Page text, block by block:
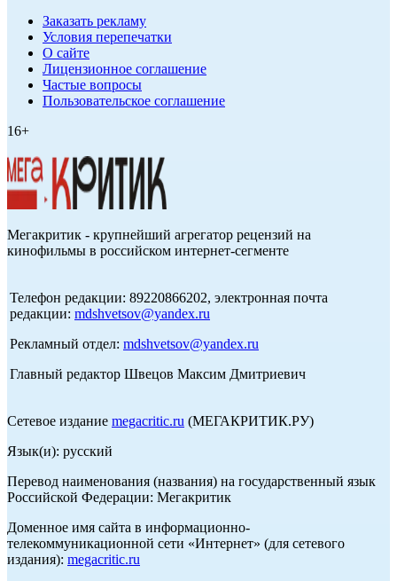
Заказать рекламу
Условия перепечатки
О сайте
Лицензионное соглашение
Частые вопросы
Пользовательское соглашение
16+
Мегакритик - крупнейший агрегатор рецензий на
кинофильмы в российском интернет-сегменте
Телефон редакции: 89220866202, электронная почта
редакции: mdshvetsov@yandex.ru
Рекламный отдел: mdshvetsov@yandex.ru
Главный редактор Швецов Максим Дмитриевич
Сетевое издание megacritic.ru (МЕГАКРИТИК.РУ)
Язык(и): русский
Перевод наименования (названия) на государственный язык
Российской Федерации: Мегакритик
Доменное имя сайта в информационно-
телекоммуникационной сети «Интернет» (для сетевого
издания): megacritic.ru